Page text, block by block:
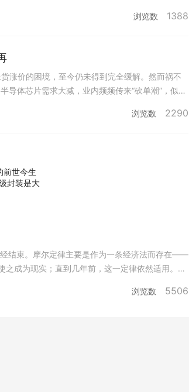
"这句话让
浏览数 1388
涨价的困境，至今仍未得到完全缓解。然而祸不
导体芯片需求大减，业内频频传来“砍单潮”，似乎
。据了
浏览数 2290
结束。摩尔定律主要是作为一条经济法而存在——
成为现实；直到几年前，这一定律依然适用。高
而为每个晶体管节省35%的成本。但是因为当今
），导致每一代晶体管都更加昂贵。因此我们发
浏览数 5506